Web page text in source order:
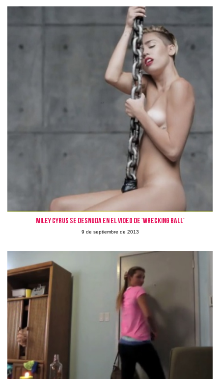
Miley Cyrus se desnuda en el video de 'Wrecking Ball'
9 de septiembre de 2013